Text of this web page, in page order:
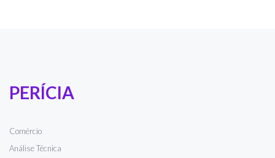
PERÍCIA
Comércio
Análise Técnica